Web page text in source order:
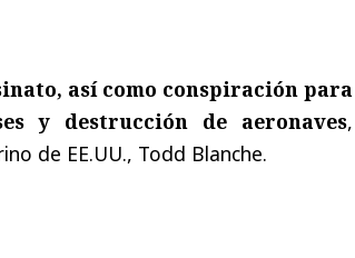
así como conspiración para
y destrucción de aeronaves,
de EE.UU., Todd Blanche.